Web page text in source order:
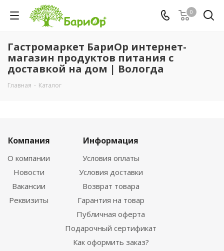
0
Гастромаркет БариОр интернет-
магазин продуктов питания с
доставкой на дом | Вологда
Главная - Каталог
Компания
О компании
Новости
Вакансии
Реквизиты
Информация
Условия оплаты
Условия доставки
Возврат товара
Гарантия на товар
Публичная оферта
Подарочный сертификат
Как оформить заказ?